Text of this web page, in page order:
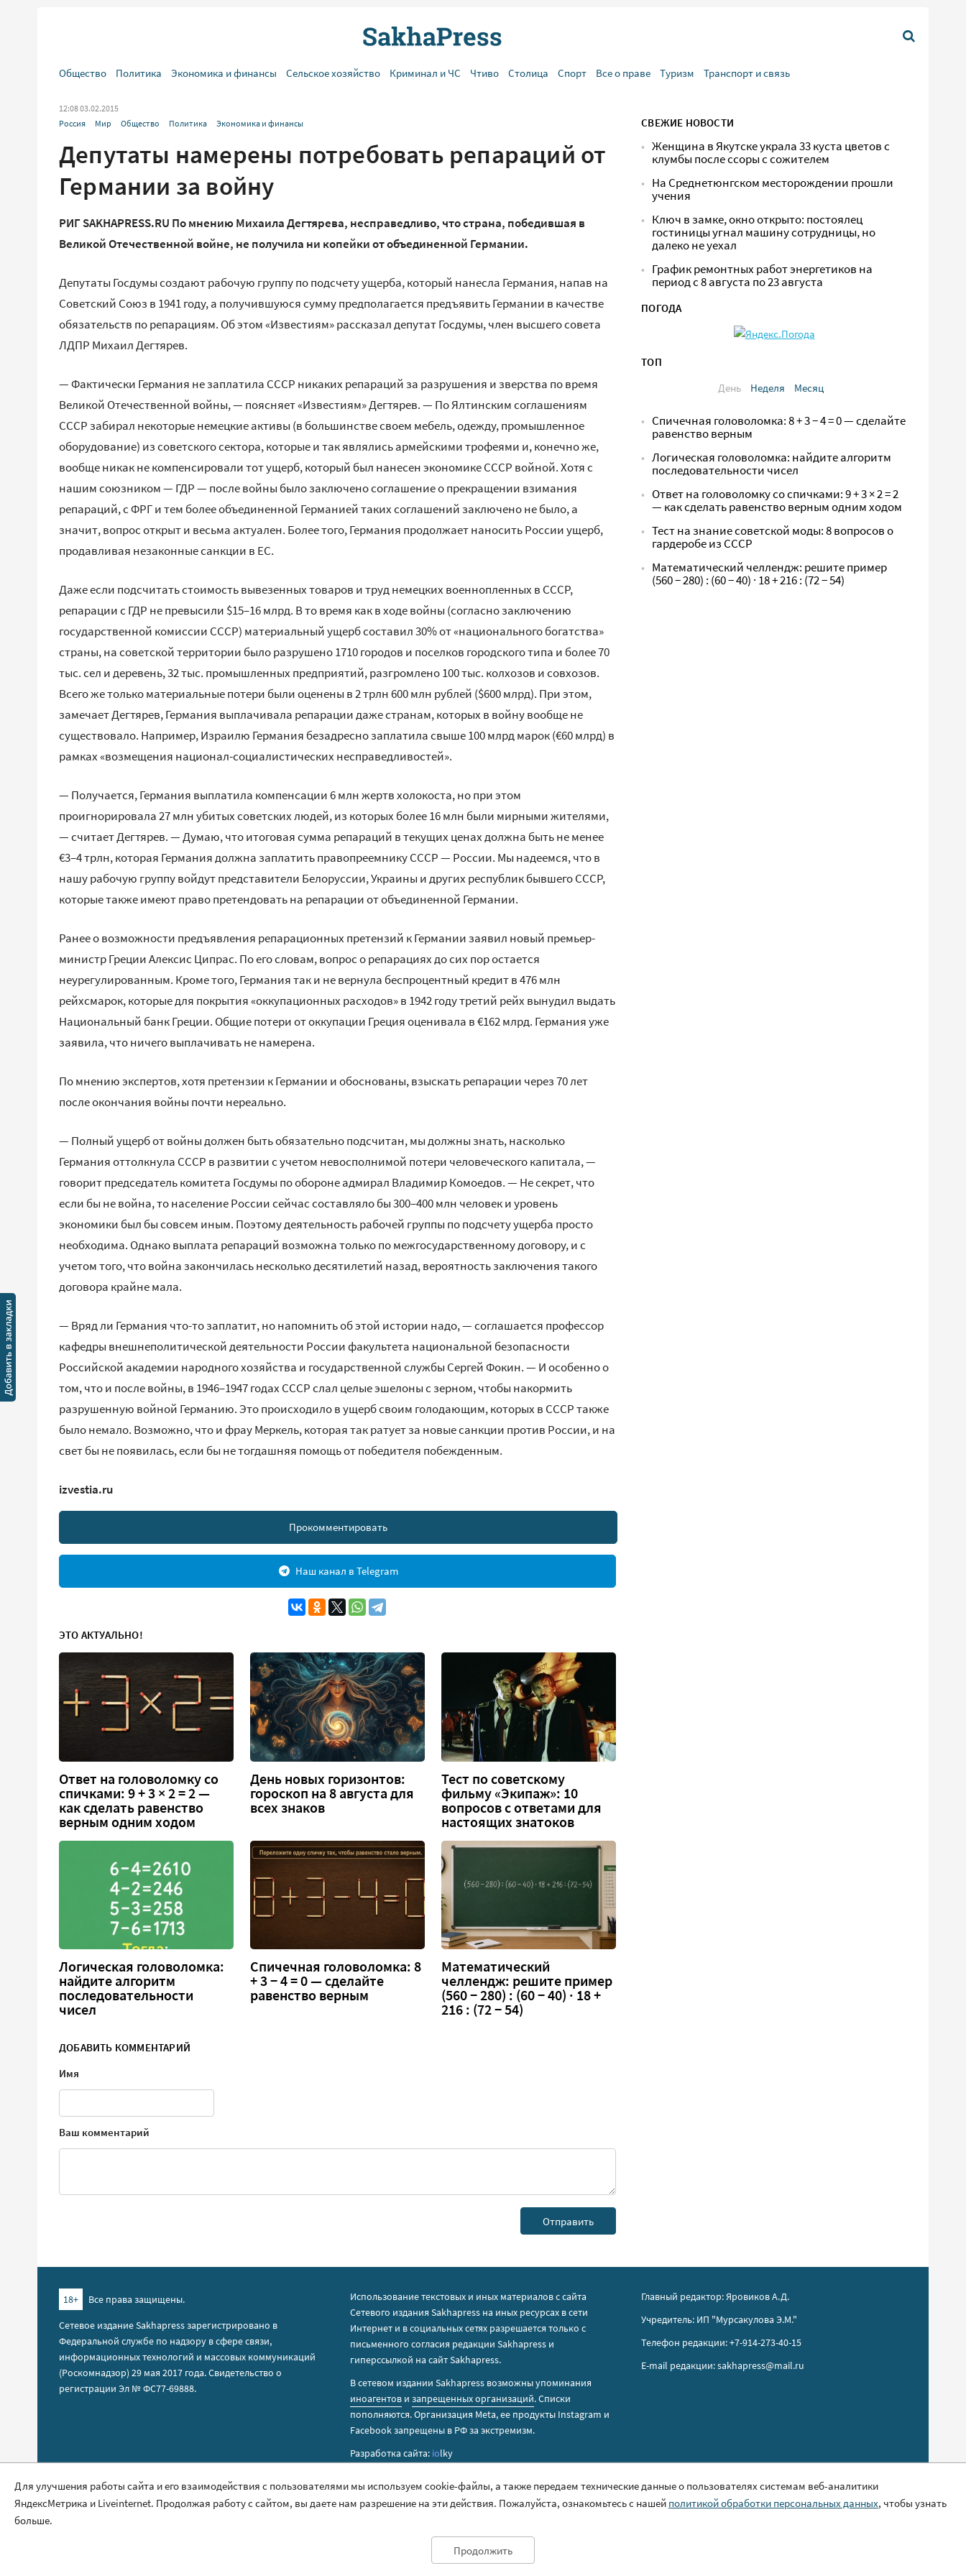
Общество Политика Экономика и финансы Сельское хозяйство Криминал и ЧС Чтиво Столица Спорт Все о праве Туризм Транспорт и связь
12:08 03.02.2015
Россия
Мир Общество Политика Экономика и финансы
Депутаты намерены потребовать репараций от
Германии за войну
РИГ SAKHAPRESS.RU По мнению Михаила Дегтярева, несправедливо, что страна, победившая в
Великой Отечественной войне, не получила ни копейки от объединенной Германии.
Депутаты Госдумы создают рабочую группу по подсчету ущерба, который нанесла Германия, напав на
Советский Союз в 1941 году, а получившуюся сумму предполагается предъявить Германии в качестве
обязательств по репарациям. Об этом «Известиям» рассказал депутат Госдумы, член высшего совета
ЛДПР Михаил Дегтярев.
— Фактически Германия не заплатила СССР никаких репараций за разрушения и зверства по время
Великой Отечественной войны, — поясняет «Известиям» Дегтярев. — По Ялтинским соглашениям
СССР забирал некоторые немецкие активы (в большинстве своем мебель, одежду, промышленное
оборудование) из советского сектора, которые и так являлись армейскими трофеями и, конечно же,
вообще никак не компенсировали тот ущерб, который был нанесен экономике СССР войной. Хотя с
нашим союзником — ГДР — после войны было заключено соглашение о прекращении взимания
репараций, с ФРГ и тем более объединенной Германией таких соглашений заключено не было, а
значит, вопрос открыт и весьма актуален. Более того, Германия продолжает наносить России ущерб,
продавливая незаконные санкции в ЕС.
Даже если подсчитать стоимость вывезенных товаров и труд немецких военнопленных в СССР,
репарации с ГДР не превысили $15–16 млрд. В то время как в ходе войны (согласно заключению
государственной комиссии СССР) материальный ущерб составил 30% от «национального богатства»
страны, на советской территории было разрушено 1710 городов и поселков городского типа и более 70
тыс. сел и деревень, 32 тыс. промышленных предприятий, разгромлено 100 тыс. колхозов и совхозов.
Всего же только материальные потери были оценены в 2 трлн 600 млн рублей ($600 млрд). При этом,
замечает Дегтярев, Германия выплачивала репарации даже странам, которых в войну вообще не
существовало. Например, Израилю Германия безадресно заплатила свыше 100 млрд марок (€60 млрд) в
рамках «возмещения национал-социалистических несправедливостей».
— Получается, Германия выплатила компенсации 6 млн жертв холокоста, но при этом
проигнорировала 27 млн убитых советских людей, из которых более 16 млн были мирными жителями,
— считает Дегтярев. — Думаю, что итоговая сумма репараций в текущих ценах должна быть не менее
€3–4 трлн, которая Германия должна заплатить правопреемнику СССР — России. Мы надеемся, что в
нашу рабочую группу войдут представители Белоруссии, Украины и других республик бывшего СССР,
которые также имеют право претендовать на репарации от объединенной Германии.
Ранее о возможности предъявления репарационных претензий к Германии заявил новый премьер-
министр Греции Алексис Ципрас. По его словам, вопрос о репарациях до сих пор остается
неурегулированным. Кроме того, Германия так и не вернула беспроцентный кредит в 476 млн
рейхсмарок, которые для покрытия «оккупационных расходов» в 1942 году третий рейх вынудил выдать
Национальный банк Греции. Общие потери от оккупации Греция оценивала в €162 млрд. Германия уже
заявила, что ничего выплачивать не намерена.
По мнению экспертов, хотя претензии к Германии и обоснованы, взыскать репарации через 70 лет
после окончания войны почти нереально.
— Полный ущерб от войны должен быть обязательно подсчитан, мы должны знать, насколько
Германия оттолкнула СССР в развитии с учетом невосполнимой потери человеческого капитала, —
говорит председатель комитета Госдумы по обороне адмирал Владимир Комоедов. — Не секрет, что
если бы не война, то население России сейчас составляло бы 300–400 млн человек и уровень
экономики был бы совсем иным. Поэтому деятельность рабочей группы по подсчету ущерба просто
необходима. Однако выплата репараций возможна только по межгосударственному договору, и с
учетом того, что война закончилась несколько десятилетий назад, вероятность заключения такого
договора крайне мала.
— Вряд ли Германия что-то заплатит, но напомнить об этой истории надо, — соглашается профессор
кафедры внешнеполитической деятельности России факультета национальной безопасности
Российской академии народного хозяйства и государственной службы Сергей Фокин. — И особенно о
том, что и после войны, в 1946–1947 годах СССР слал целые эшелоны с зерном, чтобы накормить
разрушенную войной Германию. Это происходило в ущерб своим голодающим, которых в СССР также
было немало. Возможно, что и фрау Меркель, которая так ратует за новые санкции против России, и на
свет бы не появилась, если бы не тогдашняя помощь от победителя побежденным.
izvestia.ru
Прокомментировать
Наш канал в Telegram
ЭТО АКТУАЛЬНО!
Ответ на головоломку со
спичками: 9 + 3 × 2 = 2 —
как сделать равенство
верным одним ходом
День новых горизонтов:
гороскоп на 8 августа для
всех знаков
Тест по советскому
фильму «Экипаж»: 10
вопросов с ответами для
настоящих знатоков
Логическая головоломка:
найдите алгоритм
последовательности
чисел
Спичечная головоломка: 8
+ 3 − 4 = 0 — сделайте
равенство верным
Математический
челлендж: решите пример
(560 − 280) : (60 − 40) · 18 +
216 : (72 − 54)
ДОБАВИТЬ КОММЕНТАРИЙ
Имя
Ваш комментарий
СВЕЖИЕ НОВОСТИ
Женщина в Якутске украла 33 куста цветов с
клумбы после ссоры с сожителем
На Среднетюнгском месторождении прошли
учения
Ключ в замке, окно открыто: постоялец
гостиницы угнал машину сотрудницы, но
далеко не уехал
График ремонтных работ энергетиков на
период с 8 августа по 23 августа
ПОГОДА
ТОП
День
Неделя Месяц
Спичечная головоломка: 8 + 3 − 4 = 0 — сделайте
равенство верным
Логическая головоломка: найдите алгоритм
последовательности чисел
Ответ на головоломку со спичками: 9 + 3 × 2 = 2
— как сделать равенство верным одним ходом
Тест на знание советской моды: 8 вопросов о
гардеробе из СССР
Математический челлендж: решите пример
(560 − 280) : (60 − 40) · 18 + 216 : (72 − 54)
18+
Все права защищены.
Сетевое издание Sakhapress зарегистрировано в
Федеральной службе по надзору в сфере связи,
информационных технологий и массовых коммуникаций
(Роскомнадзор) 29 мая 2017 года. Свидетельство о
регистрации Эл № ФС77-69888.
Использование текстовых и иных материалов с сайта
Сетевого издания Sakhapress на иных ресурсах в сети
Интернет и в социальных сетях разрешается только с
письменного согласия редакции Sakhapress и
гиперссылкой на сайт Sakhapress.
В сетевом издании Sakhapress возможны упоминания
иноагентов изапрещенных организаций. Списки
пополняются. Организация Metа, ее продукты Instagram и
Facebook запрещены в РФ за экстремизм.
Разработка сайта: iolky
Главный редактор: Яровиков А.Д.
Учредитель: ИП "Мурсакулова Э.М."
Телефон редакции: +7-914-273-40-15
E-mail редакции: sakhapress@mail.ru
Правила сайта
Политика обработки персональных данных
Для улучшения работы сайта и его взаимодействия с пользователями мы используем cookie-файлы, а также передаем технические данные о пользователях системам веб-аналитики
ЯндексМетрика и Liveinternet. Продолжая работу с сайтом, вы даете нам разрешение на эти действия. Пожалуйста, ознакомьтесь с нашей политикой обработки персональных данных, чтобы узнать
больше.
Продолжить